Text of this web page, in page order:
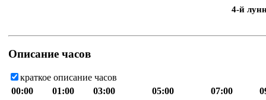
4-й
Описание часов
краткое описание часов
00:00
01:00 03:00 05:00 07:00